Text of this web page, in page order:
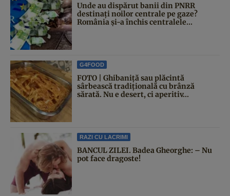
Unde au dispărut banii din PNRR
destinați noilor centrale pe gaze?
România și-a închis centralele...
G4FOOD
FOTO | Ghibaniță sau plăcintă
sârbească tradițională cu brânză
sărată. Nu e desert, ci aperitiv...
RAZI CU LACRIMI
BANCUL ZILEI. Badea Gheorghe: – Nu
pot face dragoste!